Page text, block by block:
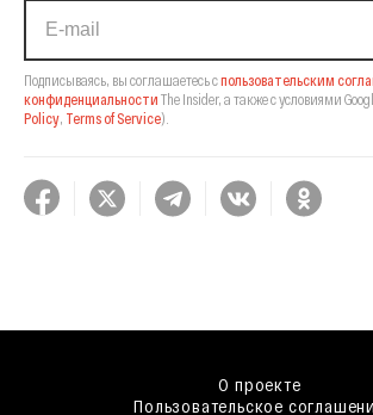
Подписываясь, вы соглашаетесь спользовательским
конфиденциальности The Insider, а также с условиями
Policy, Terms of Service).
О проекте
Пользовательское